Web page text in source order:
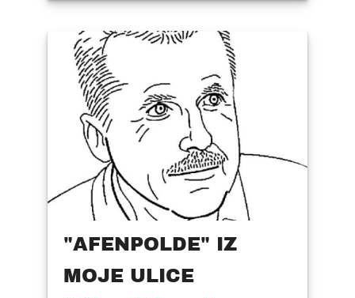
"AFENPOLDE" IZ
MOJE ULICE